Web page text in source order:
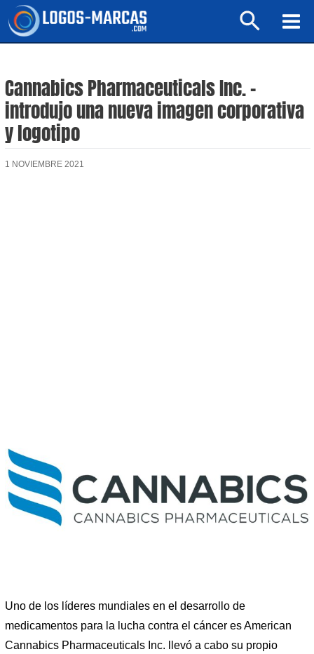
Buscar
Cannabics Pharmaceuticals Inc. –
introdujo una nueva imagen corporativa
y logotipo
1 NOVIEMBRE 2021
Uno de los líderes mundiales en el desarrollo de
medicamentos para la lucha contra el cáncer es American
Cannabics Pharmaceuticals Inc. llevó a cabo su propio